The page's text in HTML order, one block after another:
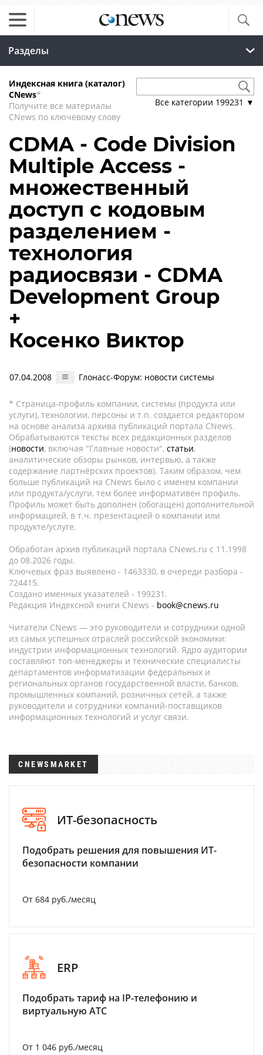
Разделы
Индексная книга (каталог)
CNews*
Получите все материалы
CNews по ключевому слову
Все категории 199231 ▼
CDMA - Code Division
Multiple Access -
множественный
доступ с кодовым
разделением -
технология
радиосвязи - CDMA
Development Group
+
Косенко Виктор
07.04.2008 Глонасс-Форум: новости системы
* Страница-профиль компании, системы (продукта или
услуги), технологии, персоны и т.п. создается редактором
на основе анализа архива публикаций портала CNews.
Обрабатываются тексты всех редакционных разделов
(новости, включая "Главные новости", статьи,
аналитические обзоры рынков, интервью, а также
содержание партнёрских проектов). Таким образом, чем
больше публикаций на CNews было с именем компании
или продукта/услуги, тем более информативен профиль.
Профиль может быть дополнен (обогащен) дополнительной
информацией, в т.ч. презентацией о компании или
продукте/услуге.
Обработан архив публикаций портала CNews.ru c 11.1998
до 08.2026 годы.
Ключевых фраз выявлено - 1463330, в очереди разбора -
724415.
Создано именных указателей - 199231.
Редакция Индексной книги CNews - book@cnews.ru
Читатели CNews — это руководители и сотрудники одной
из самых успешных отраслей российской экономики:
индустрии информационных технологий. Ядро аудитории
составляют топ-менеджеры и технические специалисты
департаментов информатизации федеральных и
региональных органов государственной власти, банков,
промышленных компаний, розничных сетей, а также
руководители и сотрудники компаний-поставщиков
информационных технологий и услуг связи.
CNEWSMARKET
ИТ-безопасность
Подобрать решения для повышения ИТ-
безопасности компании
От 684 руб./месяц
ERP
Подобрать тариф на IP-телефонию и
виртуальную АТС
От 1 046 руб./месяц